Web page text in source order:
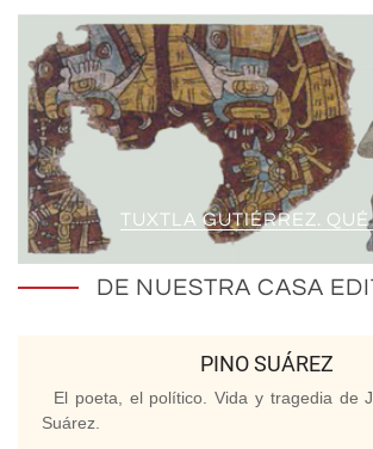
TUXTLA GUTIÉRREZ. QUÉ
DE NUESTRA CASA
PINO SUÁREZ
El poeta, el político. Vida y tragedia de
Suárez.